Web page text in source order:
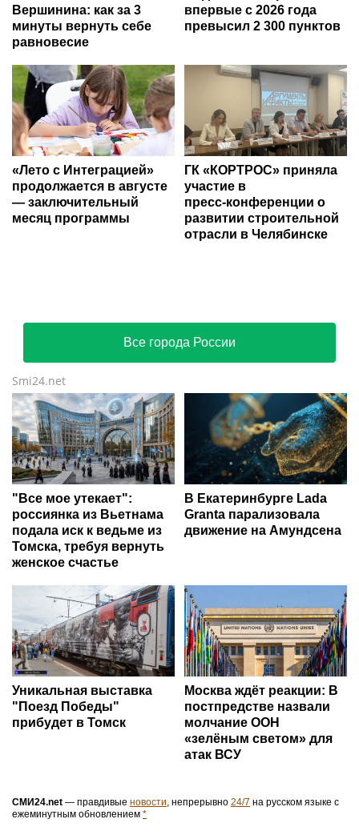
Вершинина: как за 3
минуты вернуть себе
равновесие
впервые с 2026 года
превысил 2 300 пунктов
«Лето с Интеграцией»
продолжается в августе
— заключительный
месяц программы
ГК «КОРТРОС» приняла
участие в
пресс‑конференции о
развитии строительной
отрасли в Челябинске
Все города России
Smi24.net
"Все мое утекает":
россиянка из Вьетнама
подала иск к ведьме из
Томска, требуя вернуть
женское счастье
В Екатеринбурге Lada
Granta парализовала
движение на Амундсена
Уникальная выставка
"Поезд Победы"
прибудет в Томск
Москва ждёт реакции: В
постпредстве назвали
молчание ООН
«зелёным светом» для
атак ВСУ
СМИ24.net — правдивые новости, непрерывно 24/7 на русском языке с
ежеминутным обновлением *